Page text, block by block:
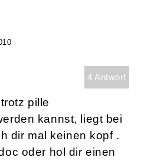
4 Antwort
pille
kannst, liegt bei
dir mal keinen kopf .
oder hol dir einen